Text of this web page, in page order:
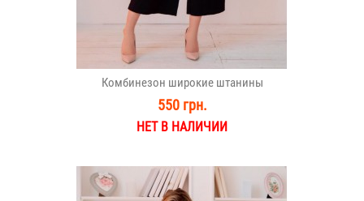
Комбинезон широкие штанины
550 грн.
НЕТ В НАЛИЧИИ